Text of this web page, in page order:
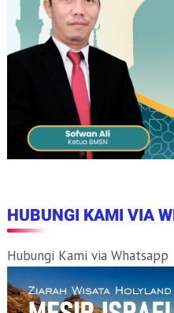
HUBUNGI KAMI VIA
Hubungi Kami via Whatsapp